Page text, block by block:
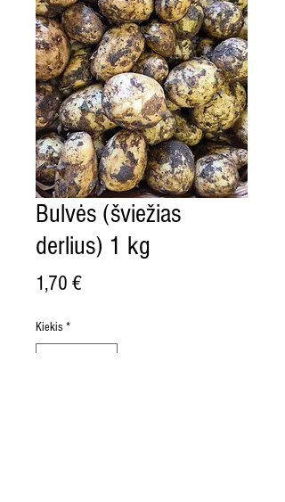
Bulvės (šviežias
derlius) 1 kg
1,70 €Price
Kiekis *